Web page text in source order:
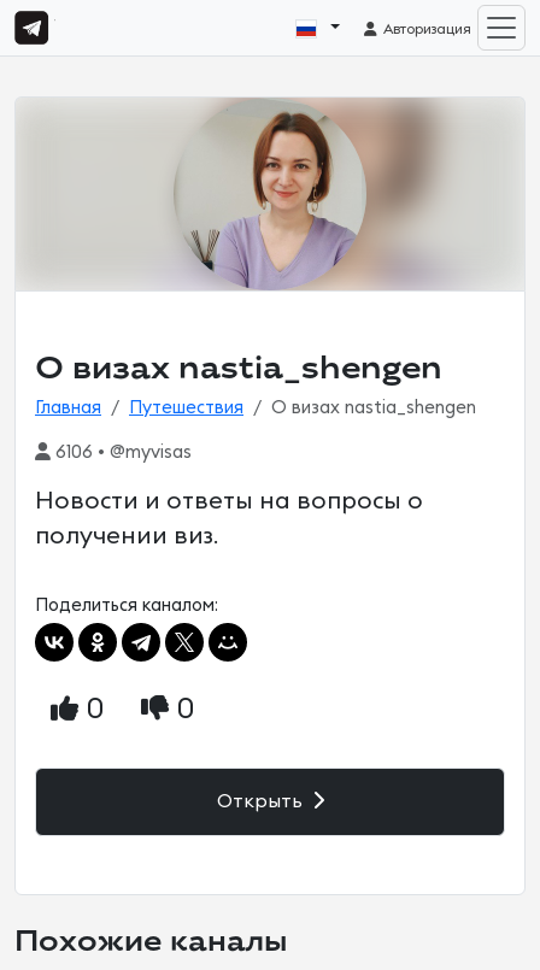
Авторизация
О визах nastia_shengen
Главная Путешествия О визах nastia_shengen
6106 • @myvisas
Новости и ответы на вопросы о
получении виз.
Поделиться каналом:
0 0
Открыть
Похожие каналы